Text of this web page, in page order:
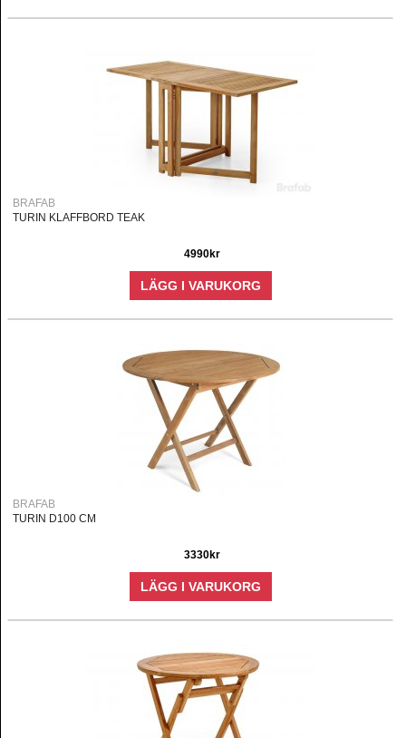
BRAFAB
TURIN KLAFFBORD TEAK
4990kr
LÄGG I VARUKORG
BRAFAB
TURIN D100 CM
3330kr
LÄGG I VARUKORG